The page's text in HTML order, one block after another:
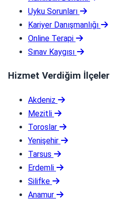
Uyku Sorunları
Kariyer Danışmanlığı
Online Terapi
Sınav Kaygısı
Hizmet Verdiğim İlçeler
Akdeniz
Mezitli
Toroslar
Yenişehir
Tarsus
Erdemli
Silifke
Anamur